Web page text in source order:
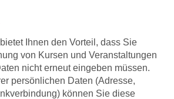
Ihnen den Vorteil, dass Sie
von Kursen und Veranstaltungen
nicht erneut eingeben müssen.
persönlichen Daten (Adresse,
können Sie diese